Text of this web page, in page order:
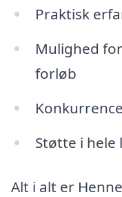
Praktisk
Mulighed
forløb
Støtte i
Alt i alt er